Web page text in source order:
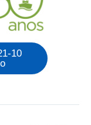
10